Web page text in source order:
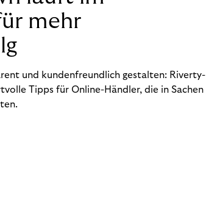
mehr
und kundenfreundlich gestalten: Riverty-
Tipps für Online-Händler, die in Sachen